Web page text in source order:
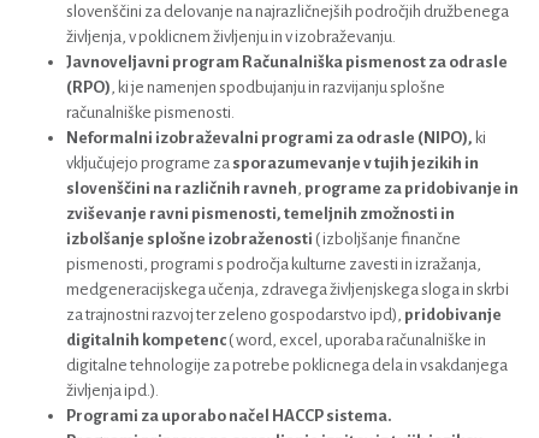
slovenščini za delovanje na najrazličnejših področjih družbenega
življenja, v poklicnem življenju in v izobraževanju.
Javnoveljavni program Računalniška pismenost za odrasle
(RPO) , ki je namenjen spodbujanju in razvijanju splošne
računalniške pismenosti.
Neformalni izobraževalni programi za odrasle (NIPO), ki
vključujejo programe za sporazumevanje v tujih jezikih in
slovenščini na različnih ravneh programe za pridobivanje in
zviševanje ravni pismenosti, temeljnih zmožnosti in
izbolšanje splošne izobraženosti ( izboljšanje finančne
pismenosti, programi s področja kulturne zavesti in izražanja,
medgeneracijskega učenja, zdravega življenjskega sloga in skrbi
za trajnostni razvoj ter zeleno gospodarstvo ipd), pridobivanje
digitalnih kompetenc ( word, excel, uporaba računalniške in
digitalne tehnologije za potrebe poklicnega dela in vsakdanjega
življenja ipd.).
Programi za uporabo načel HACCP sistema.